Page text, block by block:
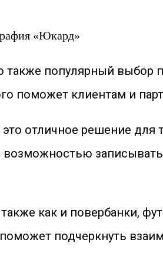
«Юкард»
также популярный выбор
поможет клиентам и
отличное решение для
как и повербанки,
подчеркнуть